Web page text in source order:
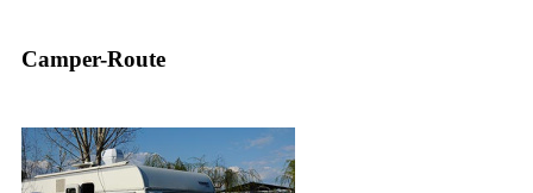
Camper-Route